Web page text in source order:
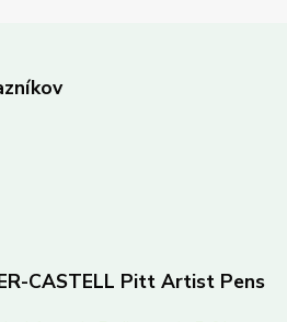
CASTELL Pitt Artist Pens